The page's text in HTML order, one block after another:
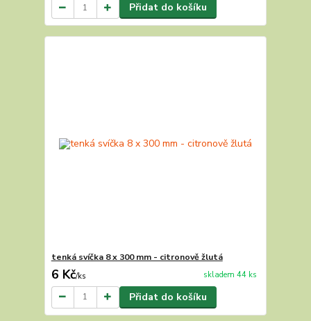
Přidat do košíku
tenká svíčka 8 x 300 mm - citronově žlutá
6 Kč/ks skladem 44 ks
Přidat do košíku